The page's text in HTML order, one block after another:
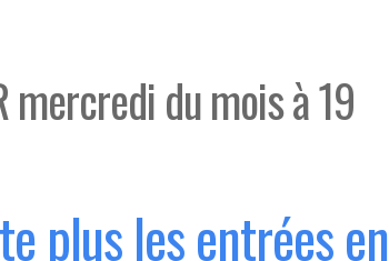
mercredi du mois à 19
plus les entrées en